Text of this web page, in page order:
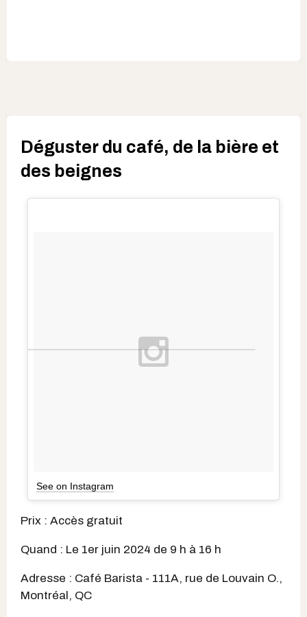
Déguster du café, de la bière et
des beignes
See on Instagram
Prix : Accès gratuit
Quand : Le 1er juin 2024 de 9 h à 16 h
Adresse : Café Barista - 111A, rue de Louvain O.,
Montréal, QC